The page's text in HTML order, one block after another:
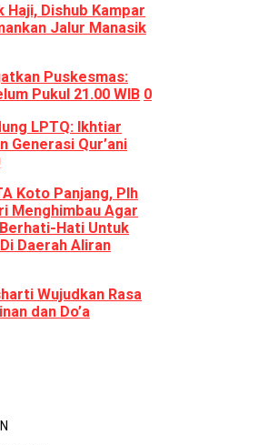
Haji, Dishub Kampar
Jalur Manasik
Puskesmas:
Pukul 21.00 WIB 0
LPTQ: Ikhtiar
Generasi Qur’ani
Koto Panjang, Plh
Menghimbau Agar
Hati Untuk
Daerah Aliran
Wujudkan Rasa
dan Do’a